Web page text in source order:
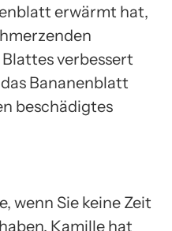
erwärmt hat,
verbessert
Bananenblatt
beschädigtes
wenn Sie keine Zeit
Kamille hat